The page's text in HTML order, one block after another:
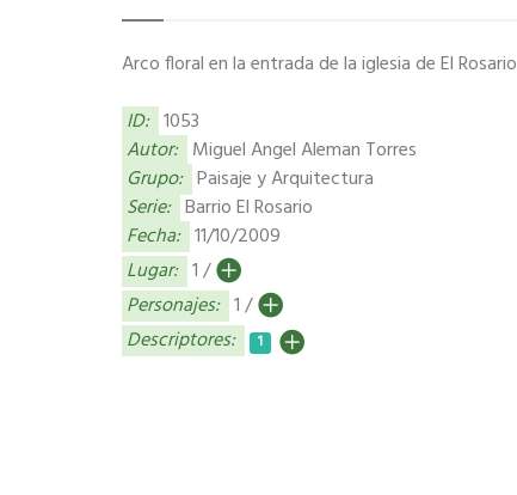
Arco floral en la entrada de la iglesia de El
ID: 1053
Autor: Miguel Angel Aleman Torres
Grupo: Paisaje y Arquitectura
Serie: Barrio El Rosario
Fecha: 11/10/2009
Lugar: 1 /
Personajes: 1 /
Descriptores:
1